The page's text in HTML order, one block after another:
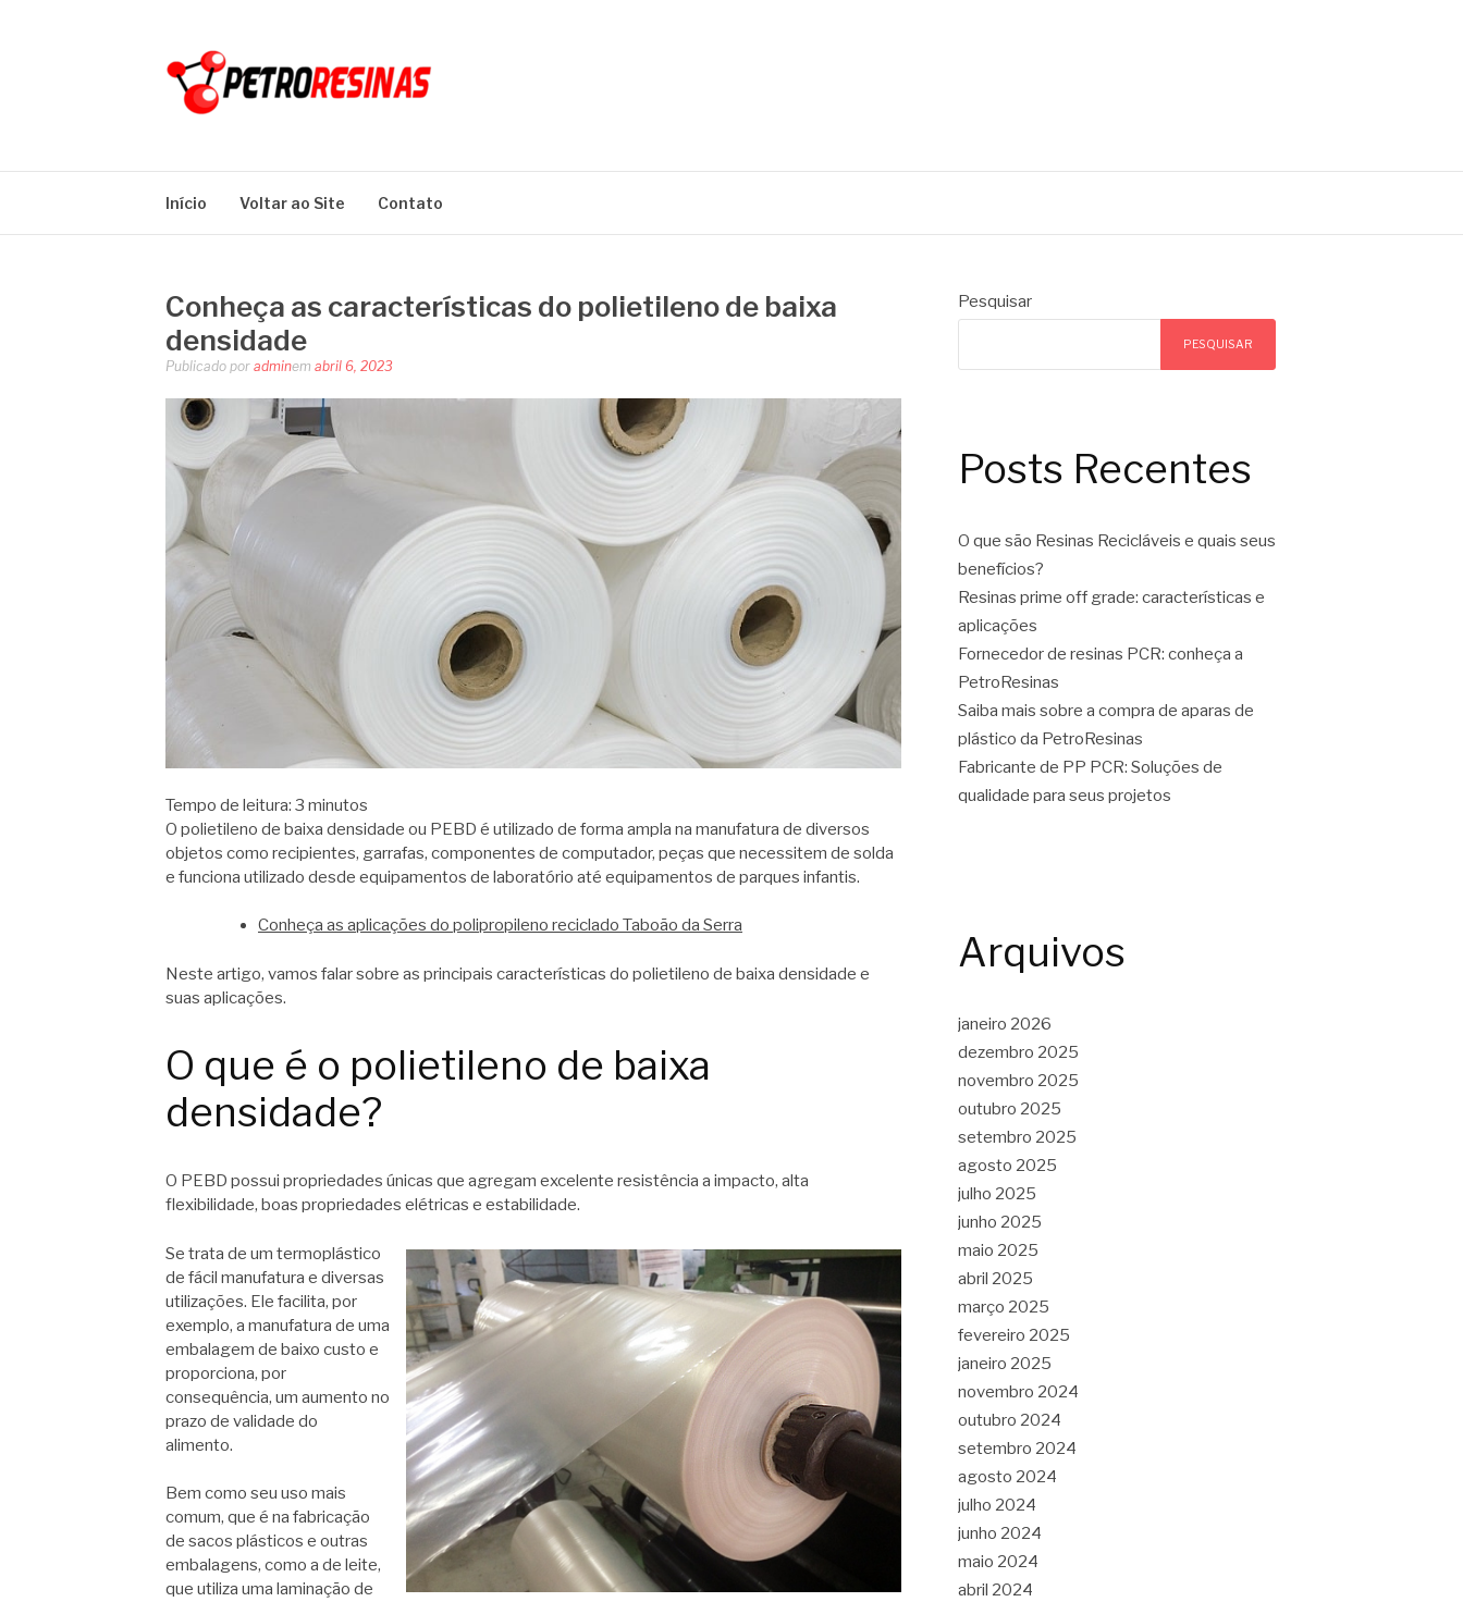
Início Voltar ao Site Contato
Conheça as características do polietileno de baixa
densidade
Publicado por adminem abril 6, 2023
Tempo de leitura: 3 minutos
O polietileno de baixa densidade ou PEBD é utilizado de forma ampla na manufatura de diversos
objetos como recipientes, garrafas, componentes de computador, peças que necessitem de solda
e funciona utilizado desde equipamentos de laboratório até equipamentos de parques infantis.
Conheça as aplicações do polipropileno reciclado Taboão da Serra
Neste artigo, vamos falar sobre as principais características do polietileno de baixa densidade e
suas aplicações.
O que é o polietileno de baixa
densidade?
O PEBD possui propriedades únicas que agregam excelente resistência a impacto, alta
flexibilidade, boas propriedades elétricas e estabilidade.
Se trata de um termoplástico
de fácil manufatura e diversas
utilizações. Ele facilita, por
exemplo, a manufatura de uma
embalagem de baixo custo e
proporciona, por
consequência, um aumento no
prazo de validade do
alimento.
Bem como seu uso mais
comum, que é na fabricação
de sacos plásticos e outras
embalagens, como a de leite,
que utiliza uma laminação de
Pesquisar
PESQUISAR
Posts Recentes
O que são Resinas Recicláveis e quais seus
benefícios?
Resinas prime off grade: características e
aplicações
Fornecedor de resinas PCR: conheça a
PetroResinas
Saiba mais sobre a compra de aparas de
plástico da PetroResinas
Fabricante de PP PCR: Soluções de
qualidade para seus projetos
Arquivos
janeiro 2026
dezembro 2025
novembro 2025
outubro 2025
setembro 2025
agosto 2025
julho 2025
junho 2025
maio 2025
abril 2025
março 2025
fevereiro 2025
janeiro 2025
novembro 2024
outubro 2024
setembro 2024
agosto 2024
julho 2024
junho 2024
maio 2024
abril 2024